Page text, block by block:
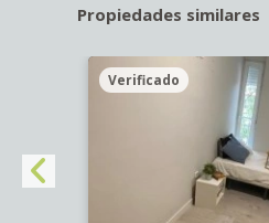
Propiedades similares
Verificado